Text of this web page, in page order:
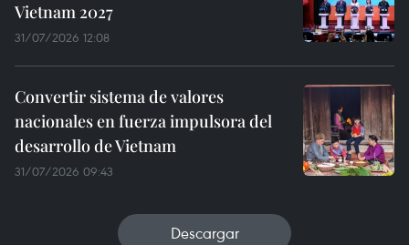
Vietnam 2027
31/07/2026 12:08
Convertir sistema de valores
nacionales en fuerza impulsora del
desarrollo de Vietnam
31/07/2026 09:43
Descargar